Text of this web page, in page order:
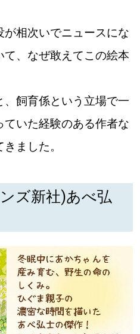
け”WEBマガジン
Sitakkeパートナー
広告掲載
たい】
が相次いでニュースにな
て、なぜ敢えてこの絵本
飼育係という立場で一
いた経験のある作者な
ました。
ズ新社)あべ弘